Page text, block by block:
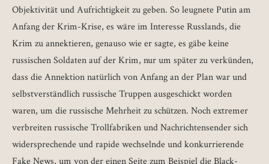
Objektivität und Aufrichtigkeit zu geben. So leugnete Putin am
Anfang der Krim-Krise, es wäre im Interesse Russlands, die
Krim zu annektieren, genauso wie er sagte, es gäbe keine
russischen Soldaten auf der Krim, nur um später zu verkünden,
dass die Annektion natürlich von Anfang an der Plan war und
selbstverständlich russische Truppen ausgeschickt worden
waren, um die russische Mehrheit zu schützen. Noch extremer
verbreiten russische Trollfabriken und Nachrichtensender sich
widersprechende und rapide wechselnde und konkurrierende
Fake News, um von der einen Seite zum Beispiel die Black-